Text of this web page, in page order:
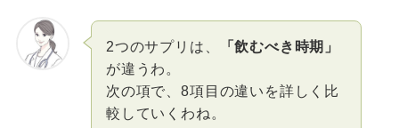
2つのサプリは、
「飲むべき時期」
が違うわ。
次の項で、8項目の違いを詳しく比
較していくわね。